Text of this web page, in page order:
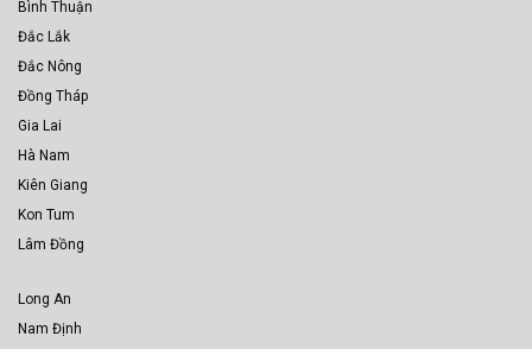
Bình Thuận
Đắc Lắk
Đắc Nông
Đồng Tháp
Gia Lai
Hà Nam
Kiên Giang
Kon Tum
Lâm Đồng
Long An
Nam Định